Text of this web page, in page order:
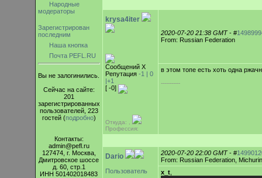
Народные
модераторы
Зарегистрирован
последним
Наша кнопка
Почта PEFL.RU
Вы не залогинились.
Сейчас на сайте:
201
зарегистрированных
пользователей, 223
гостей (подробно)
Контакты:
admin@pefl.ru
127474, г. Москва,
Дмитровское шоссе
д. 60, стр.1
ИНН 501402018483
krysa4iter
Сообщений Х
Репутация -1 | 0
|+1
[ -0]
Откуда: ,
Профессия:
2020-07-20 21:38 GMT- #
From: Russian Federation
в этом топе есть хоть одна
-----------
Dario
Пользователь
2020-07-20 22:00 GMT- #
From: Russian Federation,
x_t,